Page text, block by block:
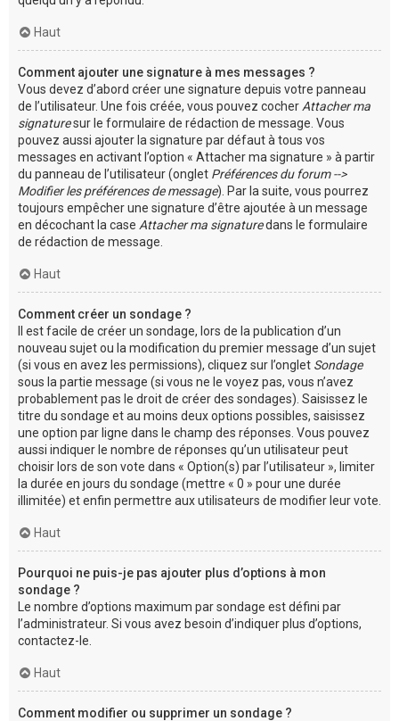
Haut
Comment ajouter une signature à mes messages ?
Vous devez d’abord créer une signature depuis votre panneau
de l’utilisateur. Une fois créée, vous pouvez cocher Attacher ma
signaturesur le formulaire de rédaction de message. Vous
pouvez aussi ajouter la signature par défaut à tous vos
messages en activant l’option « Attacher ma signature » à partir
du panneau de l’utilisateur (onglet Préférences du forum -->
Modifier les préférences de message). Par la suite, vous pourrez
toujours empêcher une signature d’être ajoutée à un message
en décochant la case Attacher ma signaturedans le formulaire
de rédaction de message.
Haut
Comment créer un sondage ?
Il est facile de créer un sondage, lors de la publication d’un
nouveau sujet ou la modification du premier message d’un sujet
(si vous en avez les permissions), cliquez sur l’onglet Sondage
sous la partie message (si vous ne le voyez pas, vous n’avez
probablement pas le droit de créer des sondages). Saisissez le
titre du sondage et au moins deux options possibles, saisissez
une option par ligne dans le champ des réponses. Vous pouvez
aussi indiquer le nombre de réponses qu’un utilisateur peut
choisir lors de son vote dans « Option(s) par l’utilisateur », limiter
la durée en jours du sondage (mettre « 0 » pour une durée
illimitée) et enfin permettre aux utilisateurs de modifier leur vote.
Haut
Pourquoi ne puis-je pas ajouter plus d’options à mon
sondage ?
Le nombre d’options maximum par sondage est défini par
l’administrateur. Si vous avez besoin d’indiquer plus d’options,
contactez-le.
Haut
Comment modifier ou supprimer un sondage ?